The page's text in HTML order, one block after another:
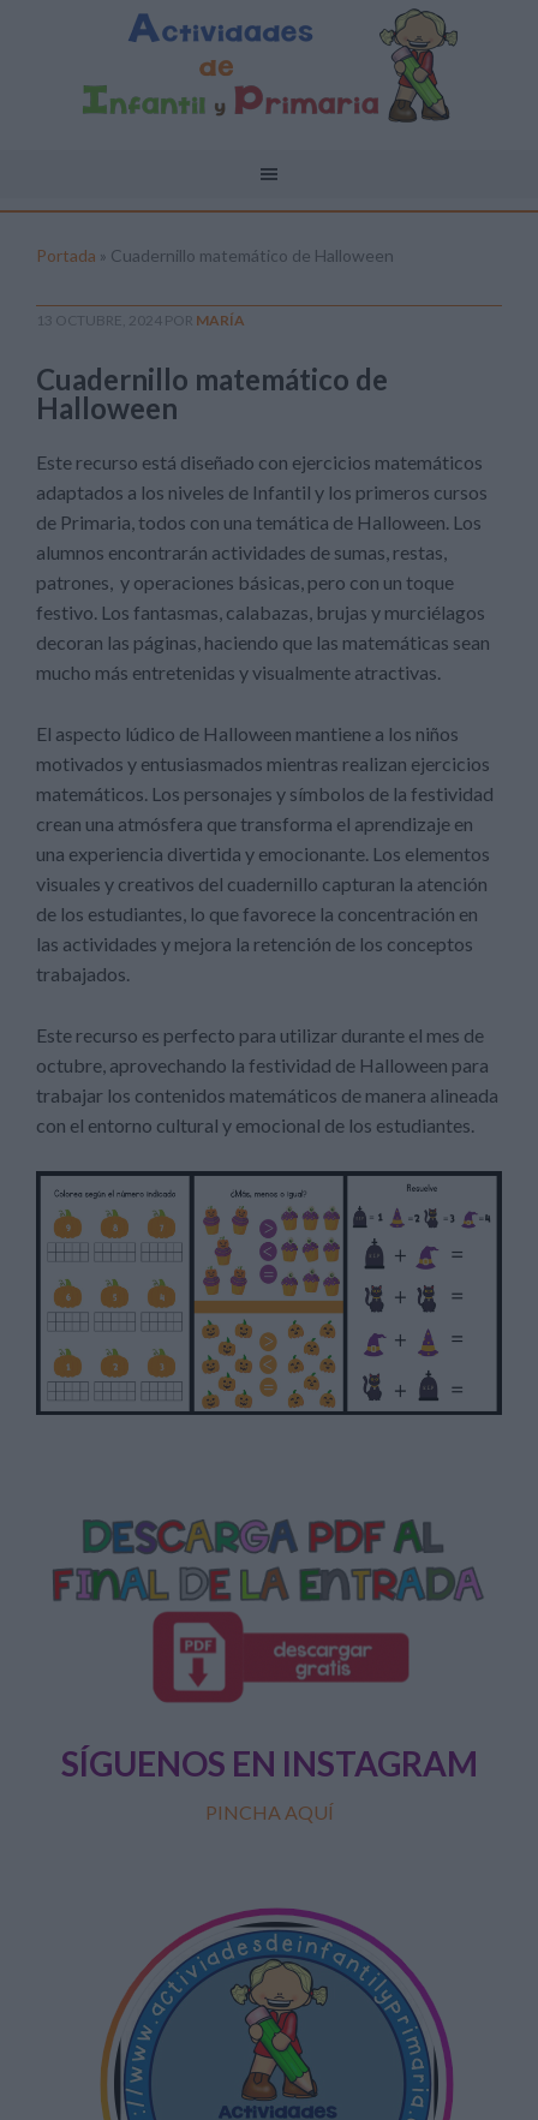
Portada » Cuadernillo matemático de Halloween
13 OCTUBRE, 2024 POR MARÍA
Cuadernillo matemático de
Halloween
Este recurso está diseñado con ejercicios matemáticos
adaptados a los niveles de Infantil y los primeros cursos
de Primaria, todos con una temática de Halloween. Los
alumnos encontrarán actividades de sumas, restas,
patrones, y operaciones básicas, pero con un toque
festivo. Los fantasmas, calabazas, brujas y murciélagos
decoran las páginas, haciendo que las matemáticas sean
mucho más entretenidas y visualmente atractivas.
El aspecto lúdico de Halloween mantiene a los niños
motivados y entusiasmados mientras realizan ejercicios
matemáticos. Los personajes y símbolos de la festividad
crean una atmósfera que transforma el aprendizaje en
una experiencia divertida y emocionante. Los elementos
visuales y creativos del cuadernillo capturan la atención
de los estudiantes, lo que favorece la concentración en
las actividades y mejora la retención de los conceptos
trabajados.
Este recurso es perfecto para utilizar durante el mes de
octubre, aprovechando la festividad de Halloween para
trabajar los contenidos matemáticos de manera alineada
con el entorno cultural y emocional de los estudiantes.
SÍGUENOS EN INSTAGRAM
PINCHA AQUÍ